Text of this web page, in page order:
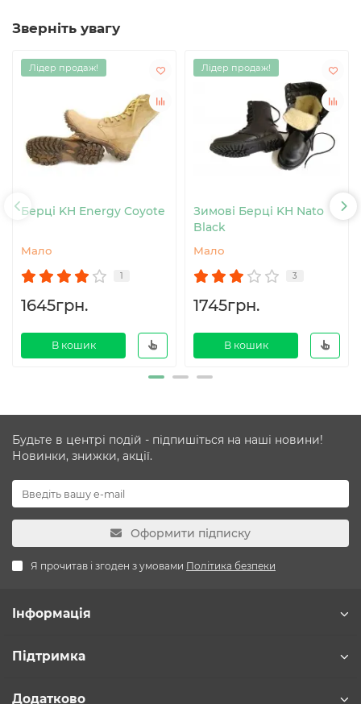
Зверніть увагу
Лідер продаж!
Берці KH Energy Coyote
Мало
1645грн.
В кошик
Лідер продаж!
Зимові Берці KH Nato
Black
Мало
3
1745грн.
В кошик
Будьте в центрі подій - підпишіться на наші новини!
Новинки, знижки, акції.
Оформити підписку
Я прочитав і згоден з умовами Політика безпеки
Інформація
Підтримка
Додатково